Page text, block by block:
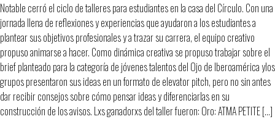
Notable cerró el ciclo de talleres para estudiantes en la casa del Círculo. Con una
jornada llena de reflexiones y experiencias que ayudaron a los estudiantes a
plantear sus objetivos profesionales y a trazar su carrera, el equipo creativo
propuso animarse a hacer. Como dinámica creativa se propuso trabajar sobre el
brief planteado para la categoría de jóvenes talentos del Ojo de Iberoamérica ylos
grupos presentaron sus ideas en un formato de elevator pitch, pero no sin antes
dar recibir consejos sobre cómo pensar ideas y diferenciarlas en su
construcción de los avisos. Lxs ganadorxs del taller fueron: Oro: ATMA PETITE […]